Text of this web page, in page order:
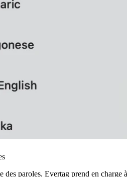
des paroles. Evertag prend en charge à